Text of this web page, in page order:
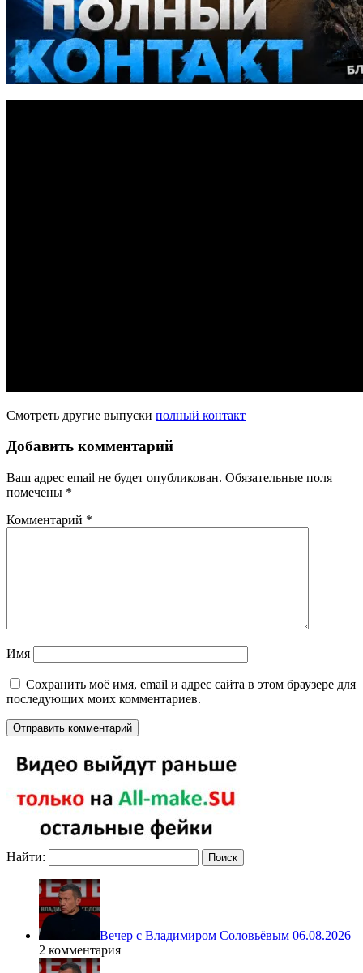
Смотреть другие выпуски полный контакт
Добавить комментарий
Ваш адрес email не будет опубликован. Обязательные поля
помечены *
Комментарий *
Имя
Сохранить моё имя, email и адрес сайта в этом браузере для
последующих моих комментариев.
Найти:
Вечер с Владимиром Соловьёвым 06.08.2026
2 комментария